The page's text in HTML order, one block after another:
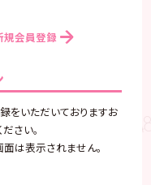
規会員登録
をいただいておりますお
さい。
は表示されません。